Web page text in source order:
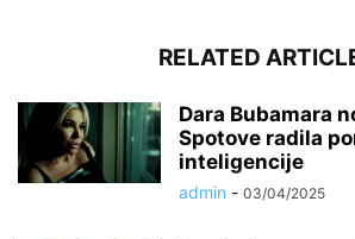
RELATED
Dara Bubamara
Spotove radila
inteligencije
admin - 03/04/2025